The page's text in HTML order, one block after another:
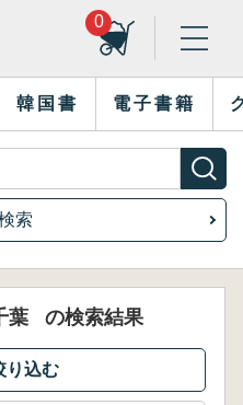
0
韓国書 電子書籍
索
葉 の検索結果